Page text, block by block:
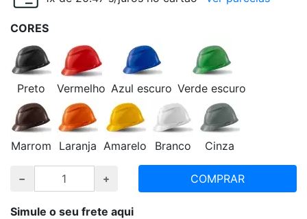
CORES
Preto Vermelho Azul escuro Verde escuro
Marrom Laranja Amarelo Branco Cinza
COMPRAR
Simule o seu frete aqui